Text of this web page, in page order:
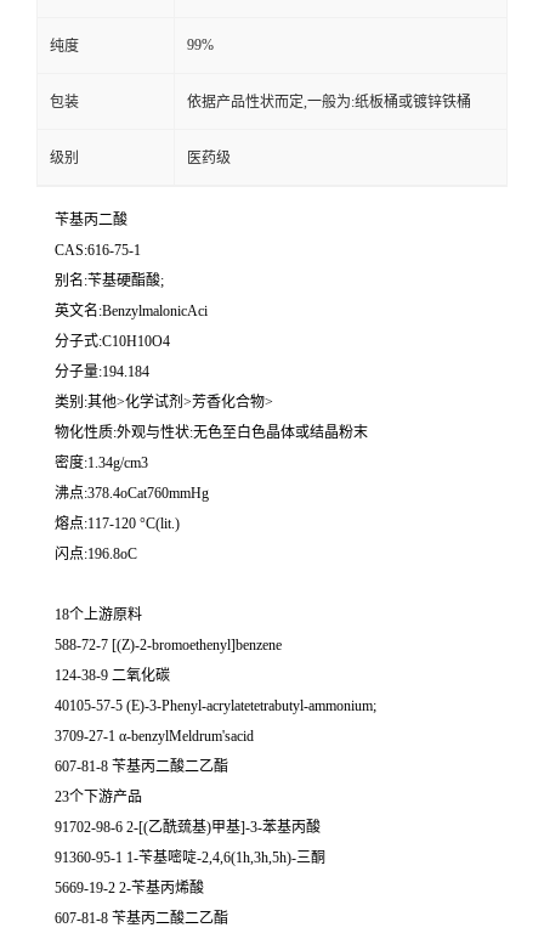
纯度 99%
包装 依据产品性状而定,一般为:纸板桶或镀锌铁桶
级别 医药级
苄基丙二酸
CAS:616-75-1
别名:苄基硬酯酸;
英文名:BenzylmalonicAci
分子式:C10H10O4
分子量:194.184
类别:其他>化学试剂>芳香化合物>
物化性质:外观与性状:无色至白色晶体或结晶粉末
密度:1.34g/cm3
沸点:378.4oCat760mmHg
熔点:117-120 °C(lit.)
闪点:196.8oC
18个上游原料
588-72-7 [(Z)-2-bromoethenyl]benzene
124-38-9 二氧化碳
40105-57-5 (E)-3-Phenyl-acrylatetetrabutyl-ammonium;
3709-27-1 α-benzylMeldrum'sacid
607-81-8 苄基丙二酸二乙酯
23个下游产品
91702-98-6 2-[(乙酰巯基)甲基]-3-苯基丙酸
91360-95-1 1-苄基嘧啶-2,4,6(1h,3h,5h)-三酮
5669-19-2 2-苄基丙烯酸
607-81-8 苄基丙二酸二乙酯